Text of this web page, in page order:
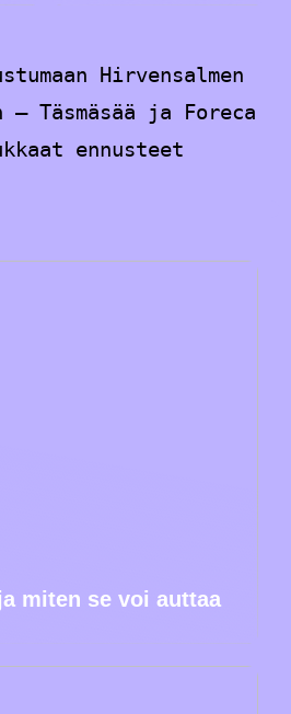
Hirvensalmen
Täsmäsää ja Foreca
ennusteet
miten se voi auttaa